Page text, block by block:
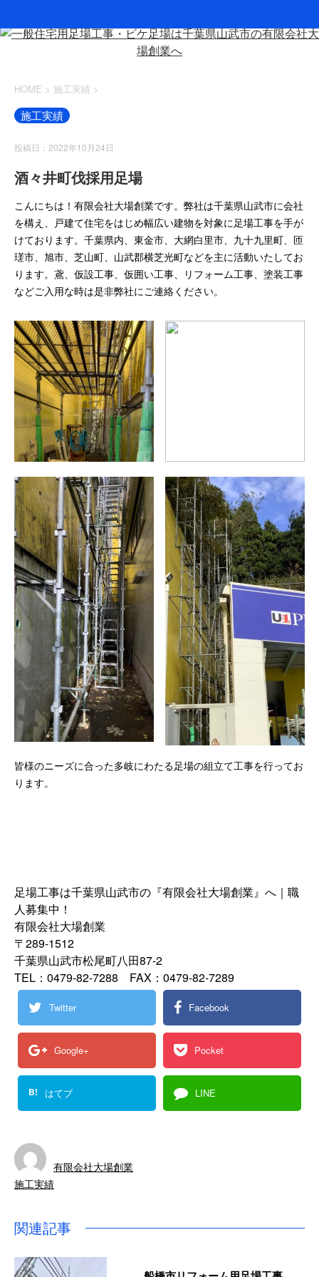
HOME > 施工実績 >
施工実績
投稿日：2022年10月24日
酒々井町伐採用足場
こんにちは！有限会社大場創業です。弊社は千葉県山武市に会社
を構え、戸建て住宅をはじめ幅広い建物を対象に足場工事を手が
けております。千葉県内、東金市、大網白里市、九十九里町、匝
瑳市、旭市、芝山町、山武郡横芝光町などを主に活動いたしてお
ります。鳶、仮設工事、仮囲い工事、リフォーム工事、塗装工事
などご入用な時は是非弊社にご連絡ください。
皆様のニーズに合った多岐にわたる足場の組立て工事を行ってお
ります。
足場工事は千葉県山武市の『有限会社大場創業』へ｜職
人募集中！
有限会社大場創業
〒289-1512
千葉県山武市松尾町八田87-2
TEL：0479-82-7288 FAX：0479-82-7289
Twitter Facebook
Google+ Pocket
B! はてブ LINE
有限会社大場創業
施工実績
関連記事